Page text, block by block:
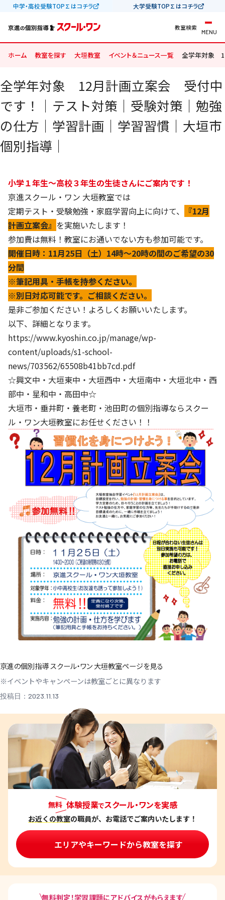
中学・高校受験TOP∑はコチラ 大学受験TOP∑はコチラ
教室検索
MENU
ホーム 教室を探す 大垣教室 イベント＆ニュース一覧 全学年対象
全学年対象 12月計画立案会 受付中
です！｜テスト対策｜受験対策｜勉強
の仕方｜学習計画｜学習習慣｜大垣市
個別指導｜
小学１年生～高校３年生の生徒さんにご案内です！
京進スクール・ワン 大垣教室では
定期テスト・受験勉強・家庭学習向上に向けて、
『12月
計画立案会』 を実施いたします！
参加費は無料！教室にお通いでない方も参加可能です。
開催日時：11月25日（土）14時～20時の間のご希望の30
分間
※筆記用具・手帳を持参ください。
※別日対応可能です。ご相談ください。
是非ご参加ください！よろしくお願いいたします。
以下、詳細となります。
https://www.kyoshin.co.jp/manage/wp-
content/uploads/s1-school-
news/703562/65508b41bb7cd.pdf
☆興文中・大垣東中・大垣西中・大垣南中・大垣北中・西
部中・星和中・高田中☆
大垣市・垂井町・養老町・池田町の個別指導ならスクー
ル・ワン大垣教室にお任せください！！
京進の個別指導 スクール・ワン 大垣教室ページを見る
※イベントやキャンペーンは教室ごとに異なります
投稿日：2023.11.13
無料 体験授業でスクール・ワンを実感
お近くの教室の職員が、お電話でご案内いたします！
エリアやキーワードから教室を探す
無料判定！学習課題にアドバイスがもらえます